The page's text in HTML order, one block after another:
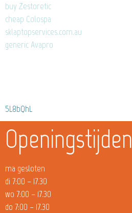
buy Zestoretic
cheap Colospa
sklaptopservices.com.au
generic Avapro
5L8bQhL
Openingstijden
ma gesloten
di 7:00 – 17.30
wo 7:00 – 17.30
do 7:00 – 17.30